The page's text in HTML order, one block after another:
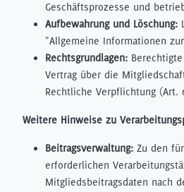
Geschäftsprozesse und
Aufbewahrung und Löschung:
"Allgemeine Informationen
Rechtsgrundlagen:
Vertrag über die
Rechtliche Verpflichtung (Art.
Weitere Hinweise zu
Beitragsverwaltung: Zu den
erforderlichen
Mitgliedsbeitragsdaten nach